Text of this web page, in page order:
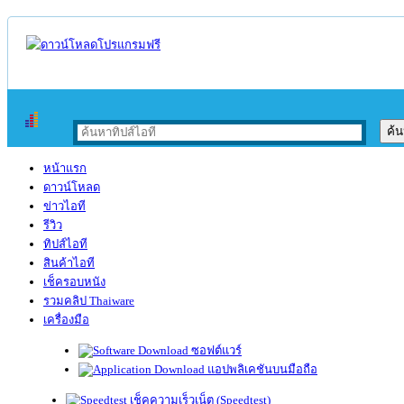
หน้าแรก
ดาวน์โหลด
ข่าวไอที
รีวิว
ทิปส์ไอที
สินค้าไอที
เช็ครอบหนัง
รวมคลิป Thaiware
เครื่องมือ
ซอฟต์แวร์
แอปพลิเคชันบนมือถือ
เช็คความเร็วเน็ต (Speedtest)